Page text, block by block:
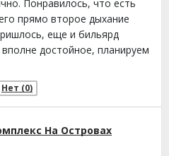
Понравилось, что есть
прямо второе дыхание
еще и бильярд
достойное, планируем
Нет (0)
На Островах